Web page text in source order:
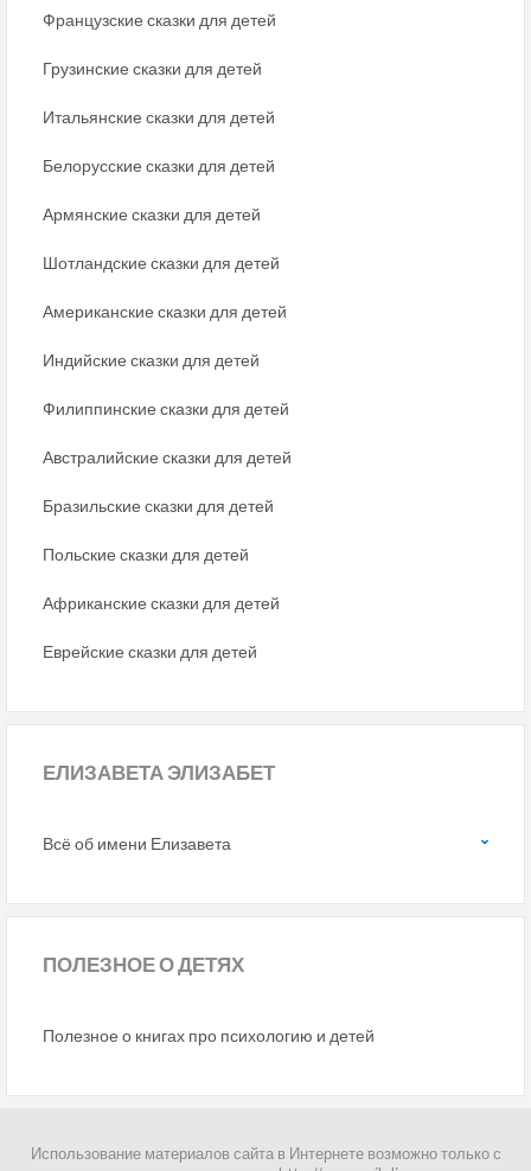
Французские сказки для детей
Грузинские сказки для детей
Итальянские сказки для детей
Белорусские сказки для детей
Армянские сказки для детей
Шотландские сказки для детей
Американские сказки для детей
Индийские сказки для детей
Филиппинские сказки для детей
Австралийские сказки для детей
Бразильские сказки для детей
Польские сказки для детей
Африканские сказки для детей
Еврейские сказки для детей
ЕЛИЗАВЕТА ЭЛИЗАБЕТ
Всё об имени Елизавета
ПОЛЕЗНОЕО ДЕТЯХ
Полезное о книгах про психологию и детей
Использование материалов сайта в Интернете возможно только с